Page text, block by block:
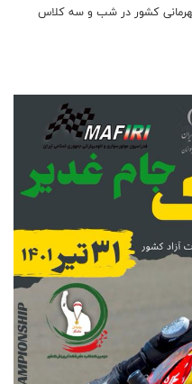
قهرمانی کشور در شب و سه کلاس